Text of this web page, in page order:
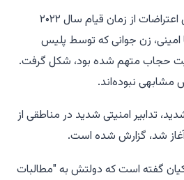
این اعتراضات گسترده‌ترین اعتراضات از زمان قیام سال ۲۰۲۲
زن جوانی که توسط پلیس
حجاب متهم شده بود، شکل گرفت.
مشابهی نبوده‌اند.
تدابیر امنیتی شدید در مناطقی از
آغاز شد، گزارش شده است.
گفته است که دولتش به "مطالبات